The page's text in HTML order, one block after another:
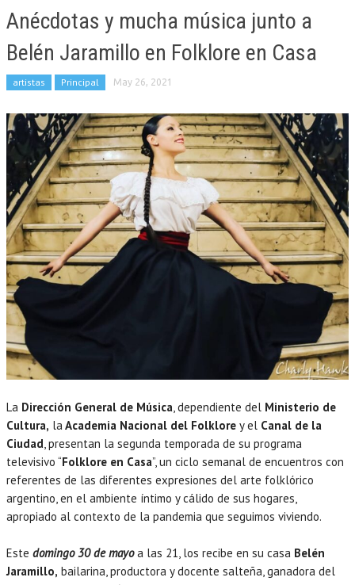
Anécdotas y mucha música junto a
Belén Jaramillo en Folklore en Casa
artistas Principal May 26, 2021
La Dirección General de Música, dependiente del Ministerio de
Cultura, laAcademia Nacional del Folklore y el Canal de la
Ciudad, presentan la segunda temporada de su programa
televisivo “Folklore en Casa”, un ciclo semanal de encuentros con
referentes de las diferentes expresiones del arte folklórico
argentino, en el ambiente íntimo y cálido de sus hogares,
apropiado al contexto de la pandemia que seguimos viviendo.
Este domingo 30 de mayo a las 21, los recibe en su casa Belén
Jaramillo, bailarina, productora y docente salteña, ganadora del